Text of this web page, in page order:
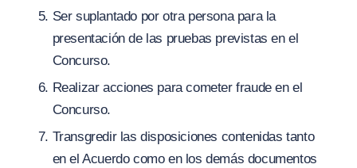
Ser suplantado por otra persona para la
presentación de las pruebas previstas en el
Concurso.
Realizar acciones para cometer fraude en el
Concurso.
Transgredir las disposiciones contenidas tanto
en el Acuerdo como en los demás documentos